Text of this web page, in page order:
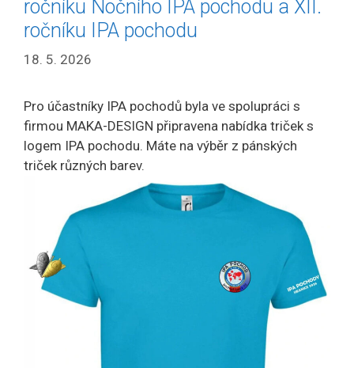
ročníku Nočního IPA pochodu a XII.
ročníku IPA pochodu
18. 5. 2026
Pro účastníky IPA pochodů byla ve spolupráci s
firmou MAKA-DESIGN připravena nabídka triček s
logem IPA pochodu. Máte na výběr z pánských
triček různých barev.